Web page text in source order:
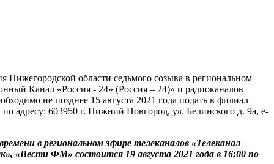
Нижегородской области седьмого созыва в региональном
Канал «Россия - 24» (Россия – 24)» и радиоканалов
не позднее 15 августа 2021 года подать в филиал
адресу: 603950 г. Нижний Новгород, ул. Белинского д. 9а, e-
в региональном эфире телеканалов «Телеканал
«Вести ФМ» состоится 19 августа 2021 года в 16:00 по